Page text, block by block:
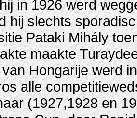
in 1926 werd
hij slechts
Pataki Mihály
maakte
Hongarije werd
alle
(1927,1928 en